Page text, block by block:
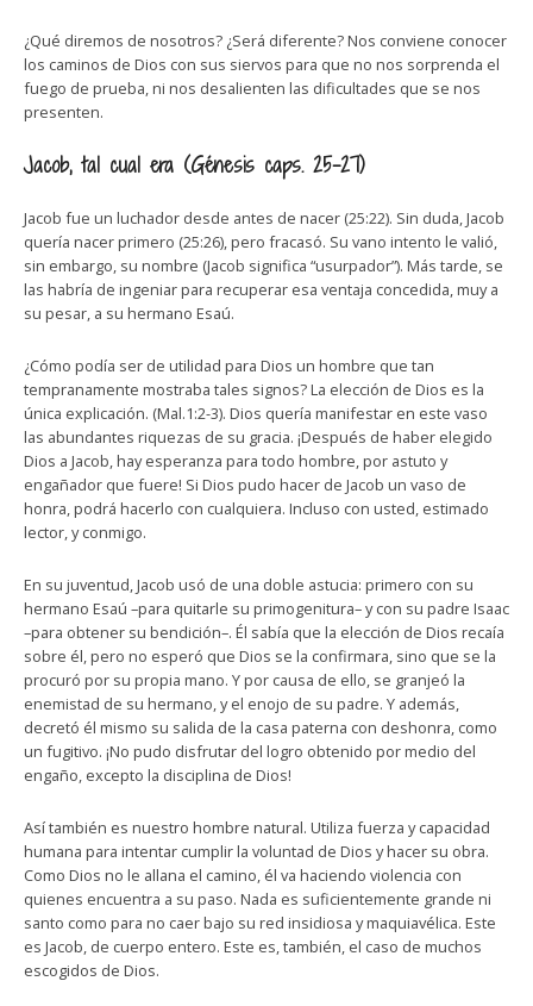
¿Qué diremos de nosotros? ¿Será diferente? Nos conviene conocer
los caminos de Dios con sus siervos para que no nos sorprenda el
fuego de prueba, ni nos desalienten las dificultades que se nos
presenten.
Jacob, tal cual era (Génesis caps. 25-27)
Jacob fue un luchador desde antes de nacer (25:22). Sin duda, Jacob
quería nacer primero (25:26), pero fracasó. Su vano intento le valió,
sin embargo, su nombre (Jacob significa “usurpador”). Más tarde, se
las habría de ingeniar para recuperar esa ventaja concedida, muy a
su pesar, a su hermano Esaú.
¿Cómo podía ser de utilidad para Dios un hombre que tan
tempranamente mostraba tales signos? La elección de Dios es la
única explicación. (Mal.1:2-3). Dios quería manifestar en este vaso
las abundantes riquezas de su gracia. ¡Después de haber elegido
Dios a Jacob, hay esperanza para todo hombre, por astuto y
engañador que fuere! Si Dios pudo hacer de Jacob un vaso de
honra, podrá hacerlo con cualquiera. Incluso con usted, estimado
lector, y conmigo.
En su juventud, Jacob usó de una doble astucia: primero con su
hermano Esaú –para quitarle su primogenitura– y con su padre Isaac
–para obtener su bendición–. Él sabía que la elección de Dios recaía
sobre él, pero no esperó que Dios se la confirmara, sino que se la
procuró por su propia mano. Y por causa de ello, se granjeó la
enemistad de su hermano, y el enojo de su padre. Y además,
decretó él mismo su salida de la casa paterna con deshonra, como
un fugitivo. ¡No pudo disfrutar del logro obtenido por medio del
engaño, excepto la disciplina de Dios!
Así también es nuestro hombre natural. Utiliza fuerza y capacidad
humana para intentar cumplir la voluntad de Dios y hacer su obra.
Como Dios no le allana el camino, él va haciendo violencia con
quienes encuentra a su paso. Nada es suficientemente grande ni
santo como para no caer bajo su red insidiosa y maquiavélica. Este
es Jacob, de cuerpo entero. Este es, también, el caso de muchos
escogidos de Dios.